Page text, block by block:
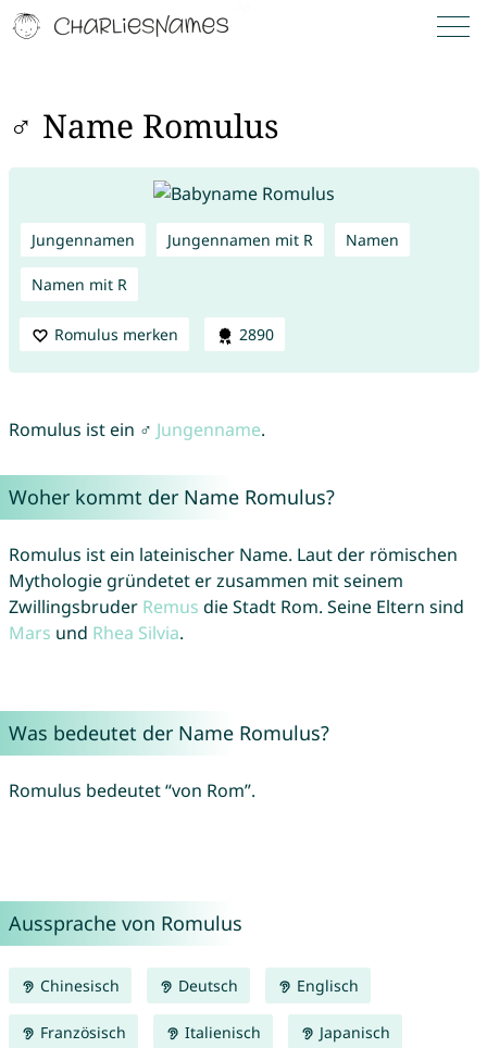
♂ Name Romulus
Jungennamen Jungennamen mit R Namen
Namen mit R
Romulus merken 2890
Romulus ist ein ♂ Jungenname.
Woher kommt der Name Romulus?
Romulus ist ein lateinischer Name. Laut der römischen
Mythologie gründetet er zusammen mit seinem
Zwillingsbruder Remus die Stadt Rom. Seine Eltern sind
Mars und Rhea Silvia.
Was bedeutet der Name Romulus?
Romulus bedeutet “von Rom”.
Aussprache von Romulus
Chinesisch Deutsch Englisch
Französisch Italienisch Japanisch